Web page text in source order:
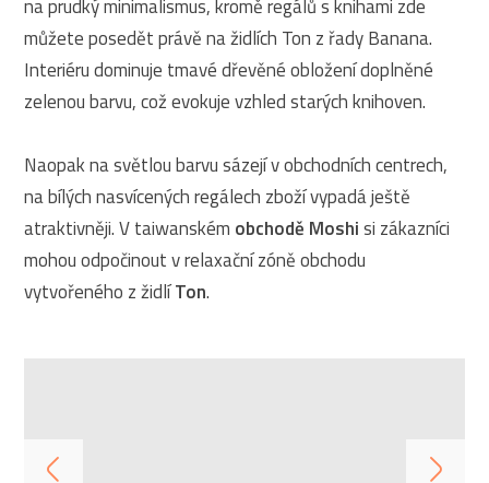
na prudký minimalismus, kromě regálů s knihami zde
můžete posedět právě na židlích Ton z řady Banana.
Interiéru dominuje tmavé dřevěné obložení doplněné
zelenou barvu, což evokuje vzhled starých knihoven.
Naopak na světlou barvu sázejí v obchodních centrech,
na bílých nasvícených regálech zboží vypadá ještě
atraktivněji. V taiwanském obchodě Moshisi zákazníci
mohou odpočinout v relaxační zóně obchodu
vytvořeného z židlíTon.